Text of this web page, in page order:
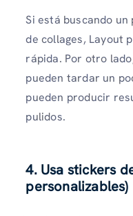
Si está buscando
de collages, Layout
rápida. Por otro
pueden tardar un
pueden producir
pulidos.
4. Usa stickers
personalizables)